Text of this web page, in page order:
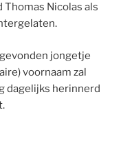
Thomas Nicolas als
jongetje
voornaam zal
dagelijks herinnerd